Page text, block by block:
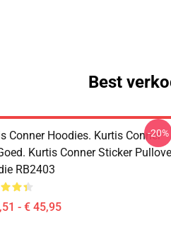
Best
Conner Hoodies. Kurtis Conner
Kurtis Conner Sticker
RB2403
- € 45,95
-20%